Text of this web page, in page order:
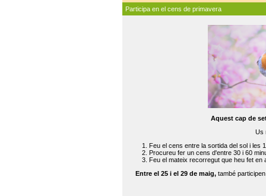
Participa en el cens de primavera
Aquest cap de
Us
Feu el cens entre la sortida del sol i les
Procureu fer un cens d'entre 30 i 60
Feu el mateix recorregut que heu fet en
Entre el 25 i el 29 de maig, també